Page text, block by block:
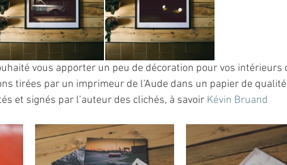
vous apporter un peu de décoration pour vos intérieurs
tirées par un imprimeur de l’Aude dans un papier de
et signés par l’auteur des clichés, à savoir Kévin Bruand